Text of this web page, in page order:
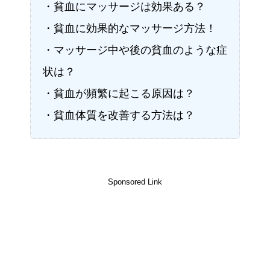
・貧血にマッサージは効果ある？
・貧血に効果的なマッサージ方法！
・マッサージ中や後の貧血のような症
状は？
・貧血が頻繁に起こる原因は？
・貧血体質を改善する方法は？
Sponsored Link